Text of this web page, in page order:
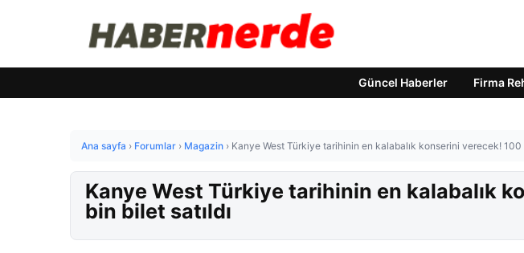
Güncel Haberler Firma
Ana sayfa › Forumlar › Magazin › Kanye West Türkiye tarihinin en kalabalık konserini verecek! 100
Kanye West Türkiye tarihinin en kalabalık
bin bilet satıldı